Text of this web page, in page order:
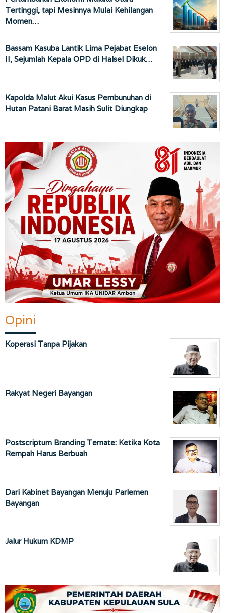
Tertinggi, tapi Mesinnya Mulai Kehilangan
Momen…
Bassam Kasuba Lantik Lima Pejabat Eselon
II, Sejumlah Kepala OPD di Halsel Dikuk…
Kapolda Malut Akui Kasus Pembunuhan di
Hutan Patani Barat Masih Sulit Diungkap
Opini
Koperasi Tanpa Pijakan
Rakyat Negeri Bayangan
Postscriptum Branding Ternate: Ketika Kota
Rempah Harus Berbuah
Dari Kabinet Bayangan Menuju Parlemen
Bayangan
Jalur Hukum KDMP